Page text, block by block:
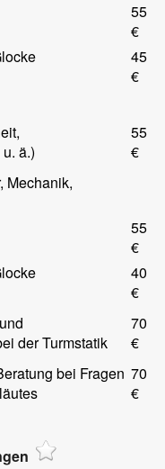
55
€
45
€
ä.)
55
€
Mechanik,
55
€
40
€
der Turmstatik
70
€
bei Fragen 70
€